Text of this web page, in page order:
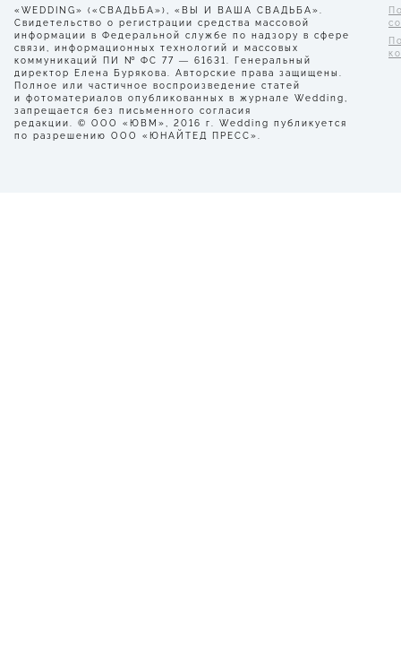
«WEDDING» («СВАДЬБА»), «ВЫ И ВАША СВАДЬБА».
Свидетельство о регистрации средства массовой
информации в Федеральной службе по надзору в сфере
связи, информационных технологий и массовых
коммуникаций ПИ № ФС 77 — 61631. Генеральный
директор Елена Бурякова. Авторские права защищены.
Полное или частичное воспроизведение статей
и фотоматериалов опубликованных в журнале Wedding,
запрещается без письменного согласия
редакции. © ООО «ЮВМ», 2016 г. Wedding публикуется
по разрешению ООО «ЮНАЙТЕД ПРЕСС».